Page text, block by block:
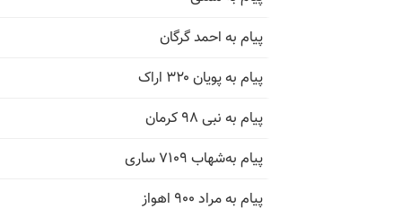
پیام به احمد گرگان
پیام به پویان ۳۲۰ اراک
پیام به نبی ۹۸ کرمان
پیام به‌شهاب ۷۱۰۹ ساری
پیام به مراد ۹۰۰ اهواز